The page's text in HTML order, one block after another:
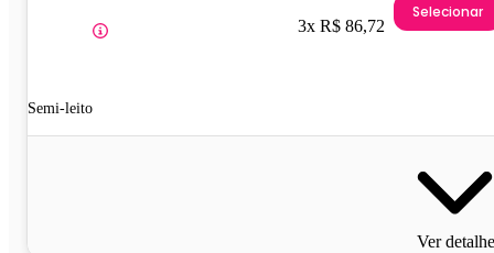
Semi-leito
3x R$ 86,72
Selecionar
Ver